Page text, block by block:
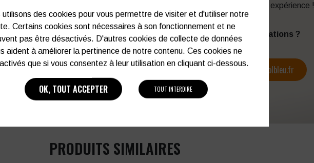
et de vos besoins d’image. Profitez de son expérience !
Vous souhaitez avoir plus d’informations ?
03 27 28 87 86 contact@colbleu.fr
PRODUITS SIMILAIRES
utilisons des cookies pour vous permettre de visiter et d'utiliser notre
Certains cookies sont nécessaires à son fonctionnement et ne
pas être désactivés. D'autres cookies de collecte de données
aident à améliorer la pertinence de notre contenu. Ces cookies ne
que si vous consentez à leur utilisation en cliquant ci-dessous.
OK, TOUT ACCEPTER TOUT INTERDIRE